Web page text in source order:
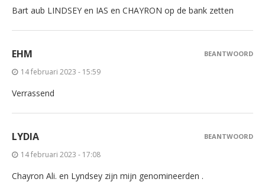
Bart aub LINDSEY en IAS en CHAYRON op de bank zetten
EHM
14 februari 2023 - 15:59
Verrassend
BEANTWOORD
LYDIA
14 februari 2023 - 17:08
Chayron Ali. en Lyndsey zijn mijn genomineerden .
BEANTWOORD